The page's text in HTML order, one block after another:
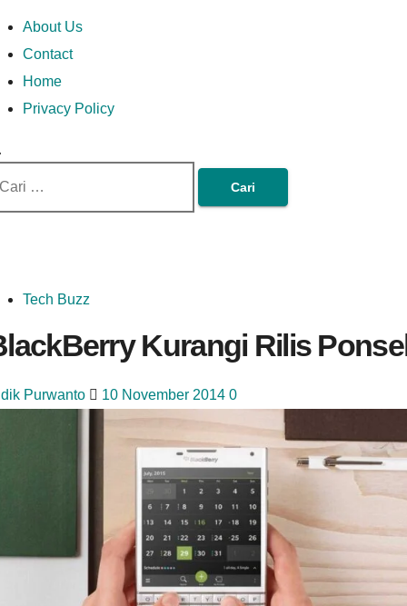
Money In Every
Way
In Every Way
About Us
Contact
Home
Privacy Policy
Tech Buzz
Kurangi Rilis
Purwanto 10 November 2014 0